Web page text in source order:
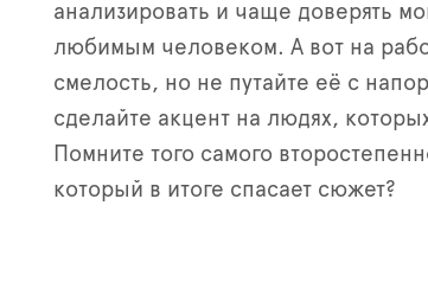
анализировать и чаще доверять
любимым человеком. А вот на
смелость, но не путайте её с
сделайте акцент на людях,
Помните того самого
который в итоге спасает сюжет?